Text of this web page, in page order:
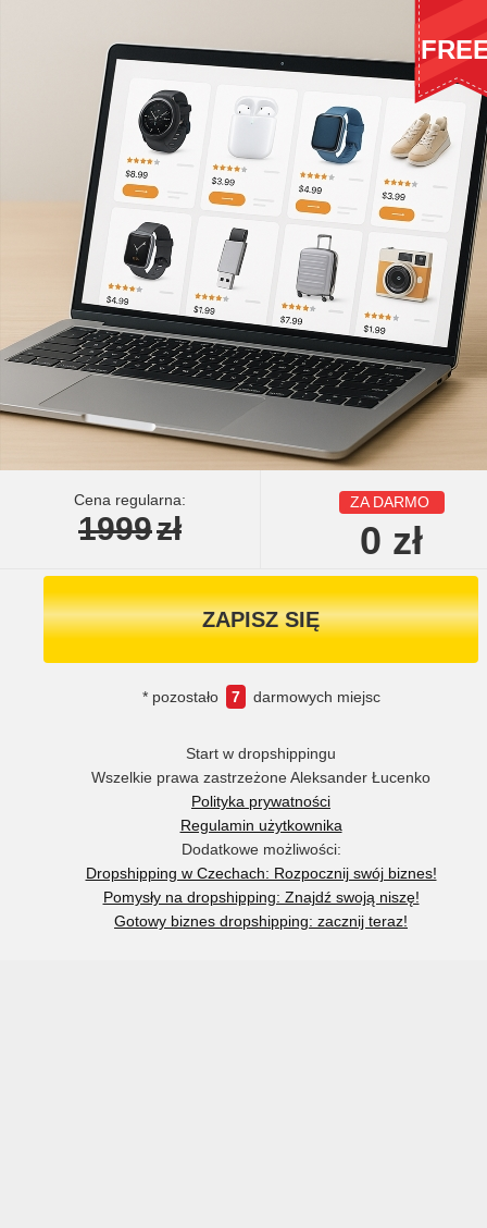
Cena regularna:
1999zł
ZA DARMO
0 zł
ZAPISZ SIĘ
* pozostało 7 darmowych miejsc
Start w dropshippingu
Wszelkie prawa zastrzeżone Aleksander Łucenko
Polityka prywatności
Regulamin użytkownika
Dodatkowe możliwości:
Dropshipping w Czechach: Rozpocznij swój biznes!
Pomysły na dropshipping: Znajdź swoją niszę!
Gotowy biznes dropshipping: zacznij teraz!